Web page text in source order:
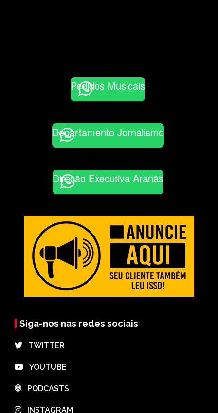
Pedidos Musicais
Departamento Jornalismo
Direção Executiva Aranãs
Siga-nos nas redes sociais
⠀TWITTER
⠀YOUTUBE
⠀PODCASTS
⠀INSTAGRAM